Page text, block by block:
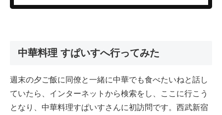
中華料理 すぱいすへ行ってみた
週末の夕ご飯に同僚と一緒に中華でも食べたいねと話し
ていたら、インターネットから検索をし、ここに行こう
となり、中華料理すぱいすさんに初訪問です。西武新宿